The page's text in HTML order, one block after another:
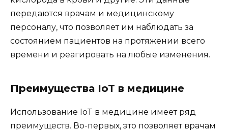
передаются врачам и медицинскому
персоналу, что позволяет им наблюдать за
состоянием пациентов на протяжении всего
времени и реагировать на любые изменения.
Преимущества IoT в медицине
Использование IoT в медицине имеет ряд
преимуществ. Во-первых, это позволяет врачам